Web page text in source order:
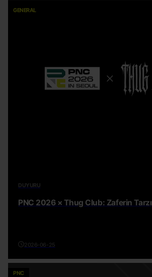
GENERAL
DUYURU
PNC 2026 × Thug Club: Zaferin Tarzı
2026-06-25
PNC